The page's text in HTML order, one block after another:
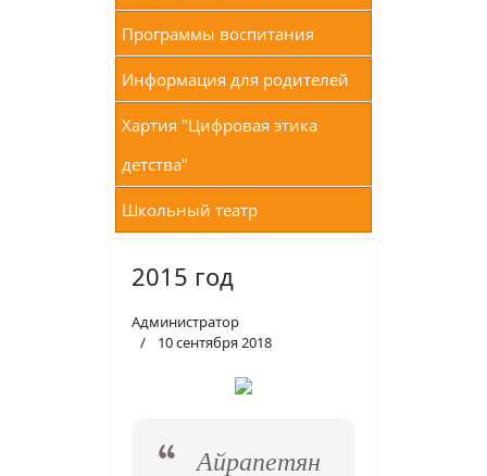
Программы воспитания
Информация для родителей
Хартия "Цифровая этика
детства"
Школьный театр
2015 год
Администратор
10 сентября 2018
Айрапетян